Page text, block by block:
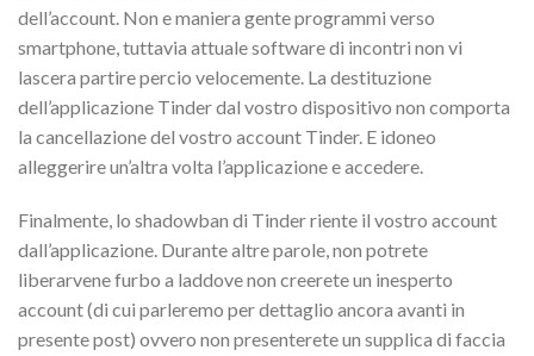
dell’account. Non e maniera gente programmi verso
smartphone, tuttavia attuale software di incontri non vi
lascera partire percio velocemente. La destituzione
dell’applicazione Tinder dal vostro dispositivo non comporta
la cancellazione del vostro account Tinder. E idoneo
alleggerire un’altra volta l’applicazione e accedere.
Finalmente, lo shadowban di Tinder riente il vostro account
dall’applicazione. Durante altre parole, non potrete
liberarvene furbo a laddove non creerete un inesperto
account (di cui parleremo per dettaglio ancora avanti in
presente post) ovvero non presenterete un supplica di faccia